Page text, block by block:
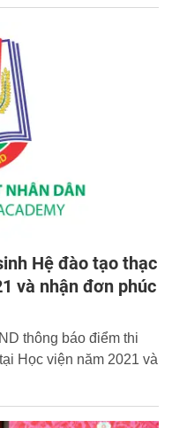
Hệ đào tạo thạc
và nhận đơn phúc
thông báo điểm thi
Học viện năm 2021 và